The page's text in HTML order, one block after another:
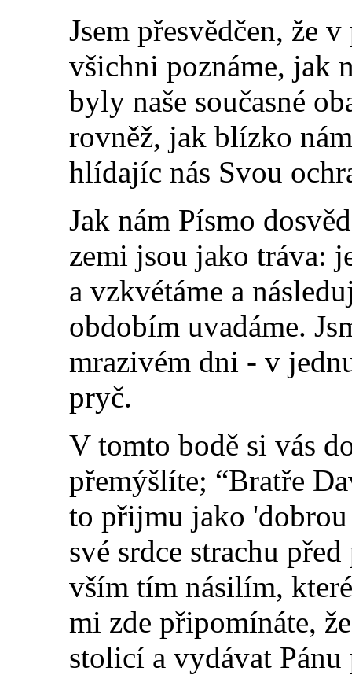
Jsem přesvědčen, že
všichni poznáme, jak
byly naše současné
rovněž, jak blízko
hlídajíc nás Svou
Jak nám Písmo
zemi jsou jako tráva:
a vzkvétáme a
obdobím uvadáme.
mrazivém dni - v
pryč.
V tomto bodě si vás
přemýšlíte; “Bratře
to přijmu jako 'dobrou
své srdce strachu
vším tím násilím,
mi zde připomínáte,
stolicí a vydávat Pánu